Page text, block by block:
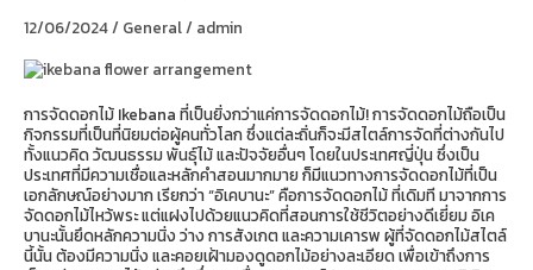
12/06/2024/ General/ admin
การจัดดอกไม้ Ikebana ที่เป็นยิ่งกว่าแค่การจัดดอกไม้! การจัดดอกไม้ถือเป็น
กิจกรรมที่เป็นที่นิยมต่อผู้คนทั่วโลก ซึ่งแต่ละถิ่นก็จะมีสไตล์การจัดที่ต่างกันไป
ทั้งแนวคิด วัฒนธรรม พันธุ์ไม้ และปัจจัยอื่นๆ โดยในประเทศญี่ปุ่น ซึ่งเป็น
ประเทศที่มีความเชื่อและหลักคำสอนมากมาย ก็มีแนวทางการจัดดอกไม้ที่เป็น
เอกลักษณ์อย่างมาก เรียกว่า “อิเคบานะ” คือการจัดดอกไม้ ที่เดิมที มาจากการ
จัดดอกไม้ไหว้พระ แต่แฝงไปด้วยแนวคิดที่สอนการใช้ชีวิตอย่างดีเยี่ยม อิเค
บานะนั้นยึดหลักความนิ่ง ว่าง การสังเกต และความเคารพ ผู้ที่จัดดอกไม้สไตล์
นี้นั้น ต้องมีความนิ่ง และคอยเฝ้ามองดูดอกไม้อย่างละเอียด เพื่อเข้าถึงการ
ญี่ปุ่น